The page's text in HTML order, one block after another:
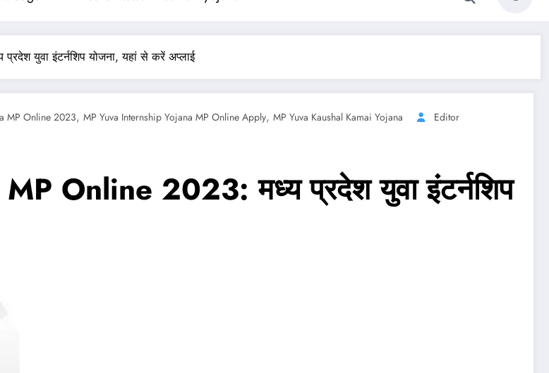
युवा इंटर्नशिप योजना, यहां से करें अप्लाई
MP Online 2023, MP Yuva Internship Yojana MP Online Apply, MP Yuva Kaushal Kamai Yojana
Editor
Online 2023: मध्य प्रदेश युवा इंटर्नशिप